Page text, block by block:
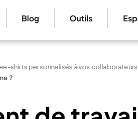
Blog Outils
shirts personnalisés à vos
?